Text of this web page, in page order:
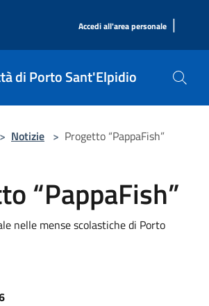
Accedi all'area personale |
di Porto Sant'Elpidio
> Notizie > Progetto “PappaFish”
“PappaFish”
nelle mense scolastiche di Porto